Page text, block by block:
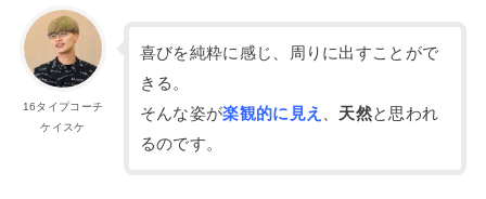
16タイプコーチ
ケイスケ
喜びを純粋に感じ、周りに出すことがで
きる。
そんな姿が楽観的に見え 天然と思われ
るのです。